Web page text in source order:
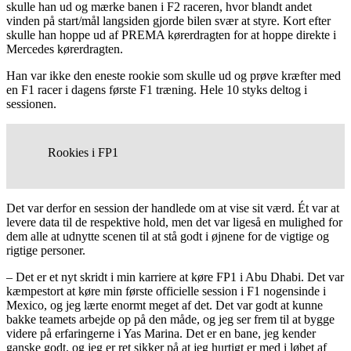
skulle han ud og mærke banen i F2 raceren, hvor blandt andet
vinden på start/mål langsiden gjorde bilen svær at styre. Kort efter
skulle han hoppe ud af PREMA kørerdragten for at hoppe direkte i
Mercedes kørerdragten.
Han var ikke den eneste rookie som skulle ud og prøve kræfter med
en F1 racer i dagens første F1 træning. Hele 10 styks deltog i
sessionen.
Rookies i FP1
Det var derfor en session der handlede om at vise sit værd. Ét var at
levere data til de respektive hold, men det var ligeså en mulighed for
dem alle at udnytte scenen til at stå godt i øjnene for de vigtige og
rigtige personer.
– Det er et nyt skridt i min karriere at køre FP1 i Abu Dhabi. Det var
kæmpestort at køre min første officielle session i F1 nogensinde i
Mexico, og jeg lærte enormt meget af det. Det var godt at kunne
bakke teamets arbejde op på den måde, og jeg ser frem til at bygge
videre på erfaringerne i Yas Marina. Det er en bane, jeg kender
ganske godt, og jeg er ret sikker på at jeg hurtigt er med i løbet af